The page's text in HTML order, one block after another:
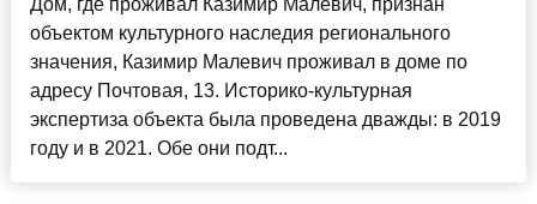
Дом, где проживал Казимир Малевич, признан
объектом культурного наследия регионального
значения, Казимир Малевич проживал в доме по
адресу Почтовая, 13. Историко-культурная
экспертиза объекта была проведена дважды: в 2019
году и в 2021. Обе они подт...